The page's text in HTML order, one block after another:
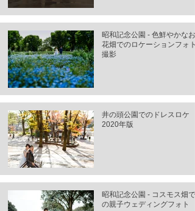
昭和記念公園 - 色鮮やかなお
花畑でのロケーションフォト
撮影
井の頭公園でのドレスロケ
2020年版
昭和記念公園 - コスモス畑で
の親子ウェディングフォト